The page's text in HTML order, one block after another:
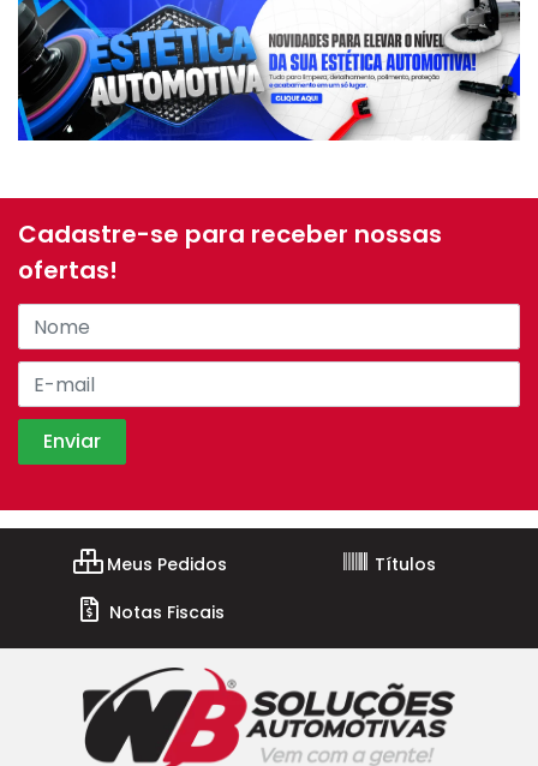
Cadastre-se para receber nossas
ofertas!
Meus Pedidos
Títulos
Notas Fiscais